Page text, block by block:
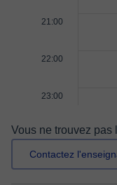
21:00
22:00
23:00
Vous ne trouvez
Contactez